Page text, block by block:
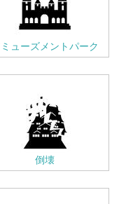
ューズメントパーク
倒壊